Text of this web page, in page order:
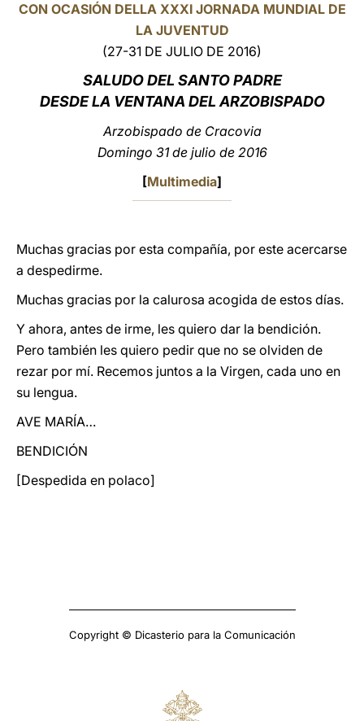
LATINE
CON OCASIÓN DELLA XXXI JORNADA MUNDIAL DE
LA JUVENTUD
(27-31 DE JULIO DE 2016)
SALUDO DEL SANTO PADRE
DESDE LA VENTANA DEL ARZOBISPADO
Arzobispado de Cracovia
Domingo 31 de julio de 2016
[Multimedia]
Muchas gracias por esta compañía, por este acercarse
a despedirme.
Muchas gracias por la calurosa acogida de estos días.
Y ahora, antes de irme, les quiero dar la bendición.
Pero también les quiero pedir que no se olviden de
rezar por mí. Recemos juntos a la Virgen, cada uno en
su lengua.
AVE MARÍA…
BENDICIÓN
[Despedida en polaco]
Copyright © Dicasterio para la Comunicación